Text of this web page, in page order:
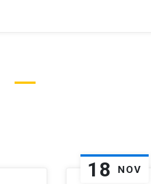
18 NOV